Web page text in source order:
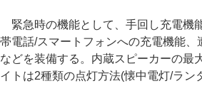
緊急時の機能として、手回し充電機
帯電話/スマートフォンへの充電機能、
などを装備する。内蔵スピーカーの最
イトは2種類の点灯方法(懐中電灯/ラン